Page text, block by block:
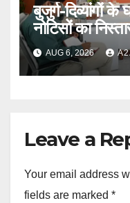
बुजुर्ग-दिव्यांगों
नोटिसों का
AUG 6, 2026
Leave a
Your email address
fields are marked *